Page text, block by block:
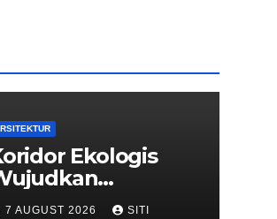
Ekologis
yang
7 AUGUST 2026 SITI